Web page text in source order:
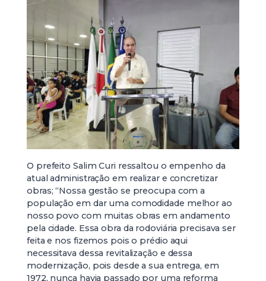
O prefeito Salim Curi ressaltou o empenho da
atual administração em realizar e concretizar
obras; “Nossa gestão se preocupa com a
população em dar uma comodidade melhor ao
nosso povo com muitas obras em andamento
pela cidade. Essa obra da rodoviária precisava ser
feita e nos fizemos pois o prédio aqui
necessitava dessa revitalização e dessa
modernização, pois desde a sua entrega, em
1972, nunca havia passado por uma reforma